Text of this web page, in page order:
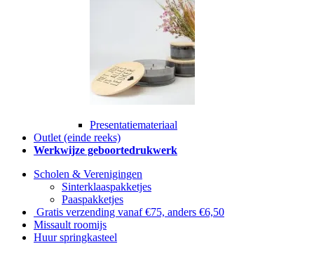
Presentatiemateriaal
Outlet (einde reeks)
Werkwijze geboortedrukwerk
Scholen & Verenigingen
Sinterklaaspakketjes
Paaspakketjes
Gratis verzending vanaf €75, anders €6,50
Missault roomijs
Huur springkasteel